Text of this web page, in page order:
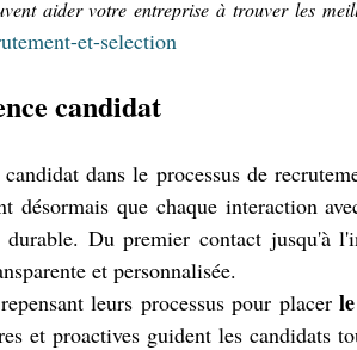
aider votre entreprise à trouver les
et-selection
candidat
dans le processus de
désormais que chaque interaction
Du premier contact jusqu'à
et personnalisée.
leurs processus pour placer
et proactives guident les candidats